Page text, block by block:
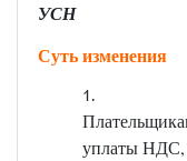
УСН
Суть изменения
уплаты НДС,